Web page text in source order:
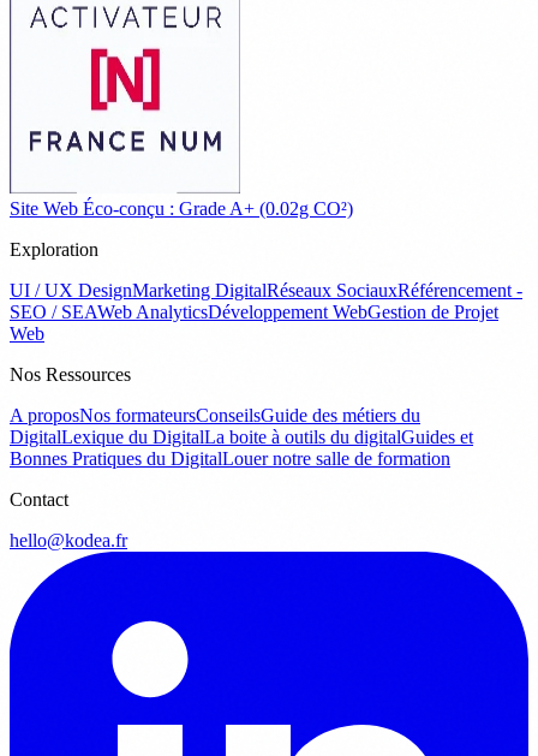
Site Web Éco-conçu : Grade A+ (0.02g CO²)
Exploration
UI / UX DesignMarketing DigitalRéseaux SociauxRéférencement -
SEO / SEAWeb AnalyticsDéveloppement WebGestion de Projet
Web
Nos Ressources
A proposNos formateursConseilsGuide des métiers du
DigitalLexique du DigitalLa boite à outils du digitalGuides et
Bonnes Pratiques du DigitalLouer notre salle de formation
Contact
hello@kodea.fr